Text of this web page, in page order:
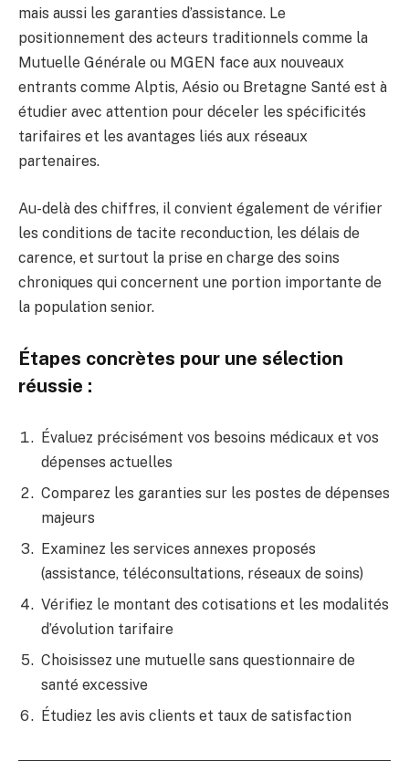
mais aussi les garanties d’assistance. Le
positionnement des acteurs traditionnels comme la
Mutuelle Générale ou MGEN face aux nouveaux
entrants comme Alptis, Aésio ou Bretagne Santé est à
étudier avec attention pour déceler les spécificités
tarifaires et les avantages liés aux réseaux
partenaires.
Au-delà des chiffres, il convient également de vérifier
les conditions de tacite reconduction, les délais de
carence, et surtout la prise en charge des soins
chroniques qui concernent une portion importante de
la population senior.
Étapes concrètes pour une sélection
réussie :
Évaluez précisément vos besoins médicaux et vos
dépenses actuelles
Comparez les garanties sur les postes de dépenses
majeurs
Examinez les services annexes proposés
(assistance, téléconsultations, réseaux de soins)
Vérifiez le montant des cotisations et les modalités
d’évolution tarifaire
Choisissez une mutuelle sans questionnaire de
santé excessive
Étudiez les avis clients et taux de satisfaction